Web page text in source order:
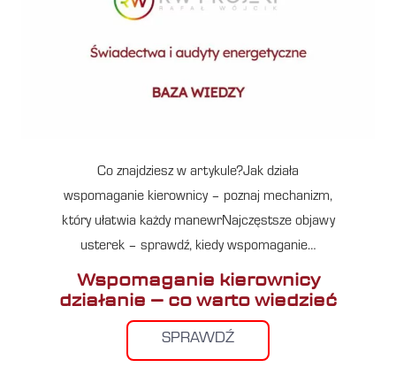
Co znajdziesz w artykule?Jak działa
wspomaganie kierownicy – poznaj mechanizm,
który ułatwia każdy manewrNajczęstsze objawy
usterek – sprawdź, kiedy wspomaganie…
Wspomaganie kierownicy
działanie – co warto wiedzieć
SPRAWDŹ